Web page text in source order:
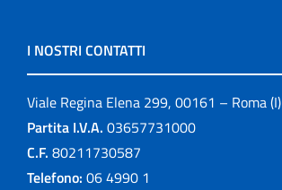
I NOSTRI CONTATTI
Viale Regina Elena 299, 00161 – Roma (I)
Partita I.V.A. 03657731000
C.F. 80211730587
Telefono: 06 4990 1